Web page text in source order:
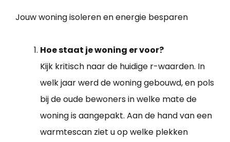
Jouw woning isoleren en energie besparen
Hoe staat je woning er voor?
Kijk kritisch naar de huidige r-waarden. In
welk jaar werd de woning gebouwd, en pols
bij de oude bewoners in welke mate de
woning is aangepakt. Aan de hand van een
warmtescan ziet u op welke plekken